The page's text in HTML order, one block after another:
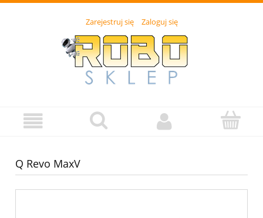
Zarejestruj się Zaloguj się
Q Revo MaxV